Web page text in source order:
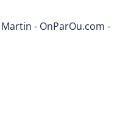
- OnParOu.com -